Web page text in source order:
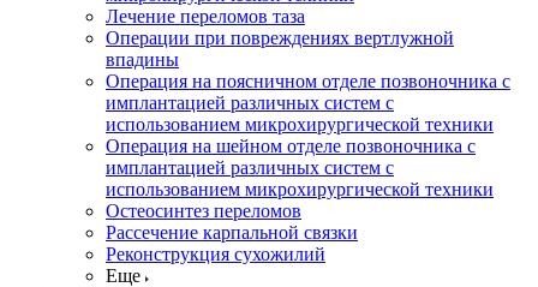
Лечение переломов таза
Операции при повреждениях вертлужной
впадины
Операция на поясничном отделе позвоночника с
имплантацией различных систем с
использованием микрохирургической техники
Операция на шейном отделе позвоночника с
имплантацией различных систем с
использованием микрохирургической техники
Остеосинтез переломов
Рассечение карпальной связки
Реконструкция сухожилий
Еще